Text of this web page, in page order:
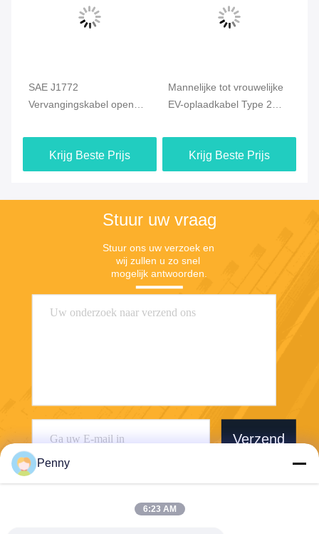
SAE J1772
Vervangingskabel open
oplaadstation snelle EV-
oplader Type 1 EV-
kabelconnector
Krijg Beste Prijs
Mannelijke tot vrouwelijke
EV-oplaadkabel Type 2
1 / 3 Phase 3.6KW - 22KW
Krijg Beste Prijs
Stuur uw vraag
Stuur ons uw verzoek en
wij zullen u zo snel
mogelijk antwoorden.
Verzend
Penny
6:23 AM